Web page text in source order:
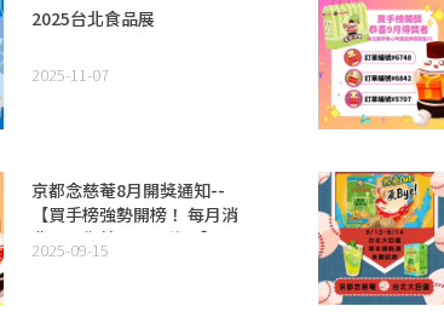
2025台北食品展
2025-11-07
京都念慈菴8月開獎通知--
【買手榜強勢開榜！ 每月消
費王，你就是下一位！】
2025-09-15